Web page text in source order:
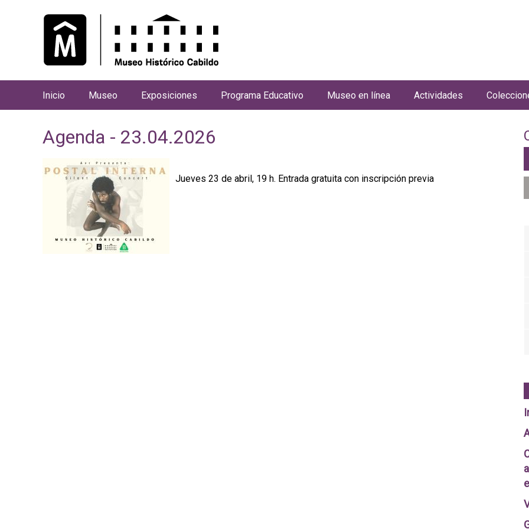
Agenda - 23.04.2026
Jueves 23 de abril, 19 h. Entrada gratuita con inscripción previa
n
p
Inicio Museo Exposiciones Programa Educativo Museo en línea Actividades